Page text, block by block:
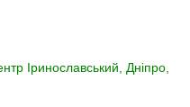
Іринославський, Дніпро,